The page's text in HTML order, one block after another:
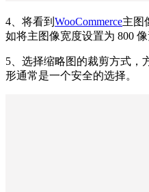
4、将看到 WooCommerce主图
如将主图像宽度设置为 800
5、选择缩略图的裁剪方式，
形通常是一个安全的选择。